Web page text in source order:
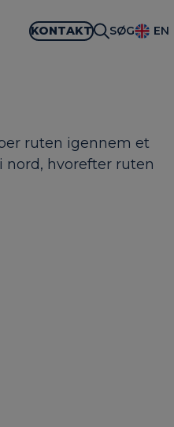
KONTAKT SØG EN
ruten igennem et
nord, hvorefter ruten